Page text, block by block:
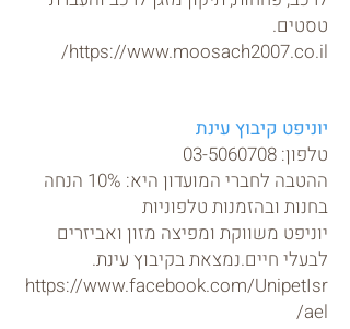
טסטים.
https://www.moosach2007.co.il/
יוניפט קיבוץ עינת
טלפון: 03-5060708
ההטבה לחברי המועדון היא: 10% הנחה
בחנות ובהזמנות טלפוניות
יוניפט משווקת ומפיצה מזון ואביזרים
לבעלי חיים.נמצאת בקיבוץ עינת.
https://www.facebook.com/UnipetIsr
ael/